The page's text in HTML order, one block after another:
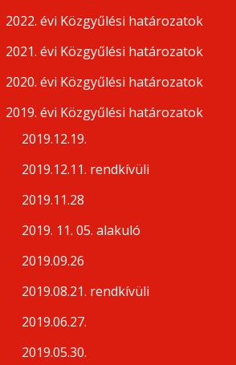
2022. évi Közgyűlési határozatok
2021. évi Közgyűlési határozatok
2020. évi Közgyűlési határozatok
2019. évi Közgyűlési határozatok
2019.12.19.
2019.12.11. rendkívüli
2019.11.28
2019. 11. 05. alakuló
2019.09.26
2019.08.21. rendkívüli
2019.06.27.
2019.05.30.